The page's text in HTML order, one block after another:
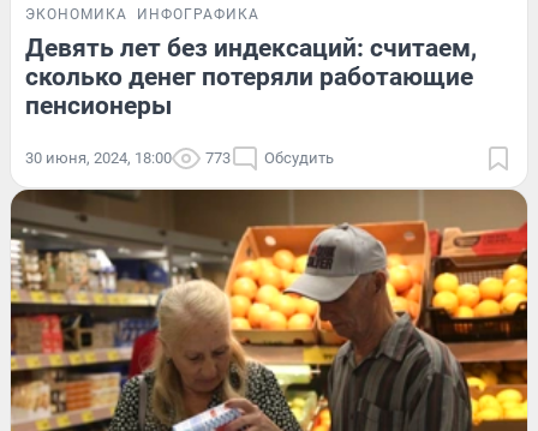
ЭКОНОМИКА ИНФОГРАФИКА
Девять лет без индексаций: считаем,
сколько денег потеряли работающие
пенсионеры
30 июня, 2024, 18:00 773 Обсудить